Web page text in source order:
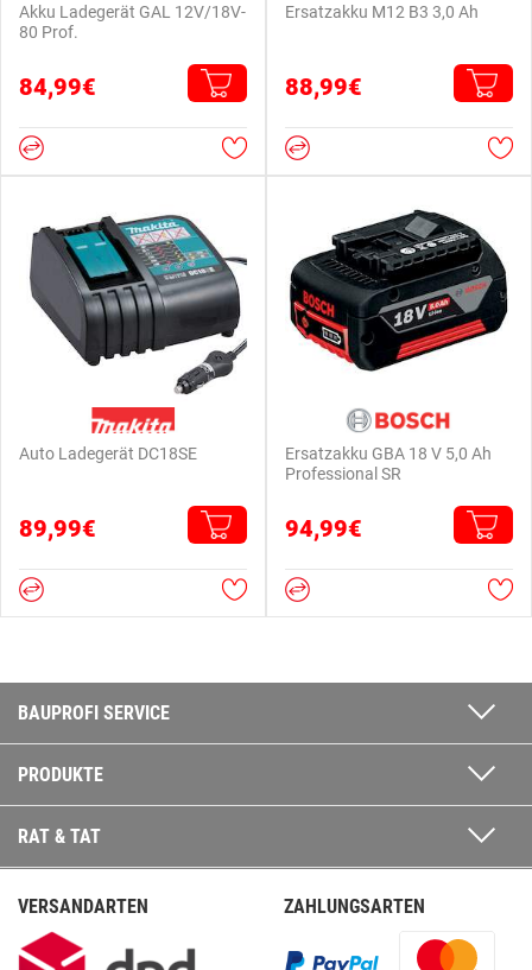
Akku Ladegerät GAL 12V/18V-
80 Prof.
84,99€
Ersatzakku M12 B3 3,0 Ah
88,99€
Auto Ladegerät DC18SE
89,99€
Ersatzakku GBA 18 V 5,0 Ah
Professional SR
94,99€
BAUPROFI SERVICE
PRODUKTE
RAT & TAT
VERSANDARTEN ZAHLUNGSARTEN